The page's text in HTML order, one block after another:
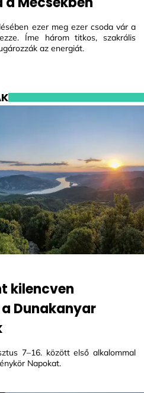
ezer meg ezer csoda vár a
Íme három titkos, szakrális
az energiát.
kilencven
Dunakanyar
7–16. között első alkalommal
Napokat.